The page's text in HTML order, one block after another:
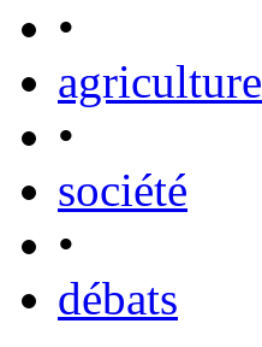
•
agriculture
•
société
•
débats